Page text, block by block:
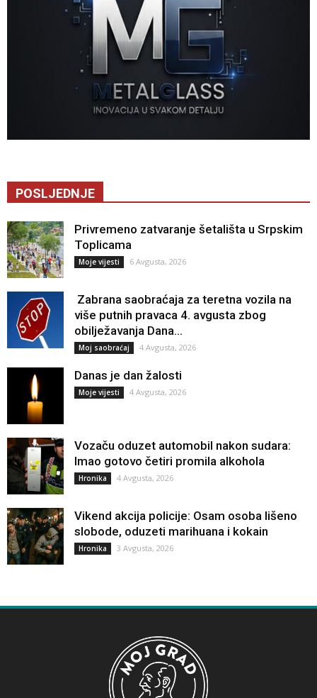
POSLJEDNJE
Privremeno zatvaranje šetališta u Srpskim
Toplicama
Moje vijesti 6 Avgusta, 2026
Zabrana saobraćaja za teretna vozila na
više putnih pravaca 4. avgusta zbog
obilježavanja Dana...
Moj saobraćaj 4 Avgusta, 2026
Danas je dan žalosti
Moje vijesti 4 Avgusta, 2026
Vozaču oduzet automobil nakon sudara:
Imao gotovo četiri promila alkohola
Hronika 4 Avgusta, 2026
Vikend akcija policije: Osam osoba lišeno
slobode, oduzeti marihuana i kokain
Hronika 3 Avgusta, 2026